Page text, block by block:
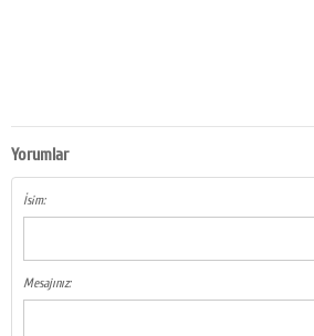
Yorumlar
İsim:
Mesajınız: